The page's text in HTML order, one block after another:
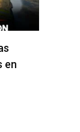
en